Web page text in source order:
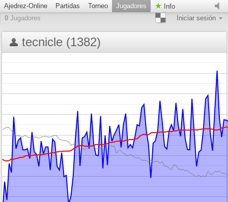
Ajedrez-Online Partidas Torneo Jugadores
Info
0 Jugadores Iniciar sesión
tecnicle (1382)